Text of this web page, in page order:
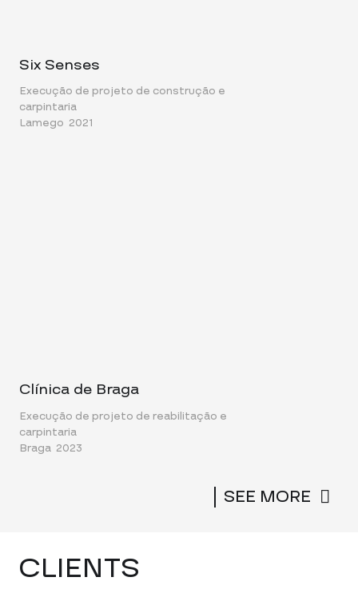
Six Senses
Execução de projeto de construção e
carpintaria
Lamego 2021
Clínica de Braga
Execução de projeto de reabilitação e
carpintaria
Braga 2023
SEE MORE
CLIENTS